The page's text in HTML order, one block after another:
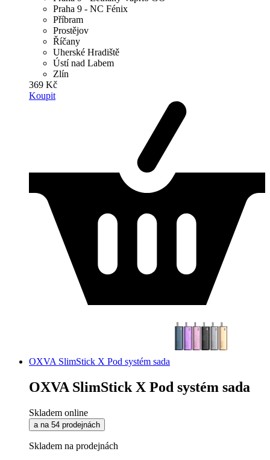
Praha 9 - NC Fénix
Příbram
Prostějov
Říčany
Uherské Hradiště
Ústí nad Labem
Zlín
369 Kč
Koupit
OXVA SlimStick X Pod systém sada
OXVA SlimStick X Pod systém sada
Skladem online
a na 54 prodejnách
Skladem na prodejnách